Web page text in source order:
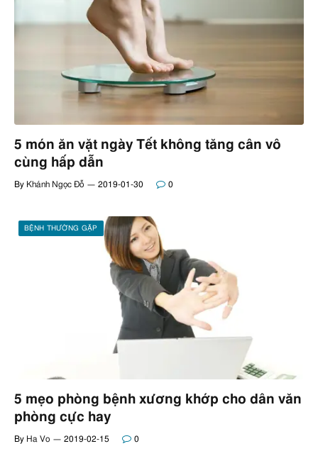
5 món ăn vặt ngày Tết không tăng cân vô
cùng hấp dẫn
By Khánh Ngọc Đỗ 2019-01-30 0
BỆNH THƯỜNG GẶP
5 mẹo phòng bệnh xương khớp cho dân văn
phòng cực hay
By Ha Vo 2019-02-15 0